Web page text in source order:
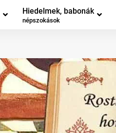
Hiedelmek, babonák
népszokások